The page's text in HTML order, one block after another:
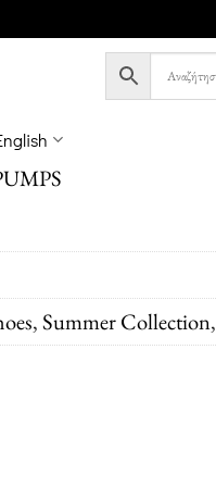
,Summer Collection,